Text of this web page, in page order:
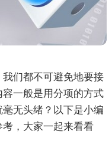
们都不可避免地要接
一般是用分项的方式
无头绪？以下是小编
，大家一起来看看